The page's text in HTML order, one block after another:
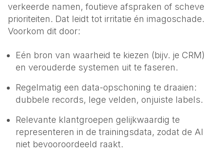
verkeerde namen, foutieve afspraken of scheve
prioriteiten. Dat leidt tot irritatie én imagoschade.
Voorkom dit door:
Eén bron van waarheid te kiezen (bijv. je CRM)
en verouderde systemen uit te faseren.
Regelmatig een data-opschoning te draaien:
dubbele records, lege velden, onjuiste labels.
Relevante klantgroepen gelijkwaardig te
representeren in de trainingsdata, zodat de AI
niet bevooroordeeld raakt.